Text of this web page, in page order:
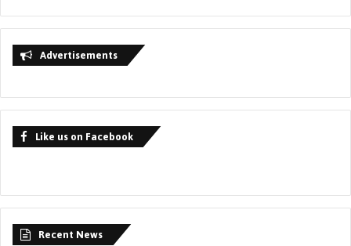
Advertisements
Like us on Facebook
Recent News